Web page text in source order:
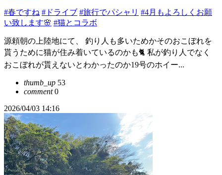
#春ですね #ドライブ #旅行でパシャリ #4月もよろしくお願
い致します🌸 #猫とコラボ
源頼朝の上陸地にて、 釣り人も多いためかそのおこぼれを
貰うために猫が住み着いているのかも🐈 私が釣り人でなく
おこぼれが貰えないとわかったのか19号のホイー...
thumb_up 53
comment0
2026/04/03 14:16